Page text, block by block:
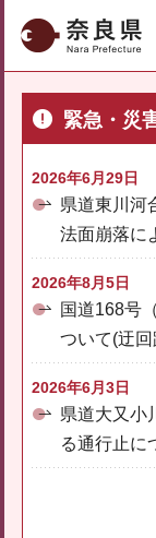
奈良県
緊急・災
2026年6月29日
県道東川河
法面崩落に
2026年8月5日
国道168号
ついて(迂
2026年6月3日
県道大又小
る通行止に